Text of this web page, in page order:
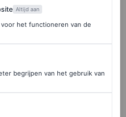
brengen een
aan Roberto
in geweldige
Altijd aan
het functioneren van de
begrijpen van het gebruik van